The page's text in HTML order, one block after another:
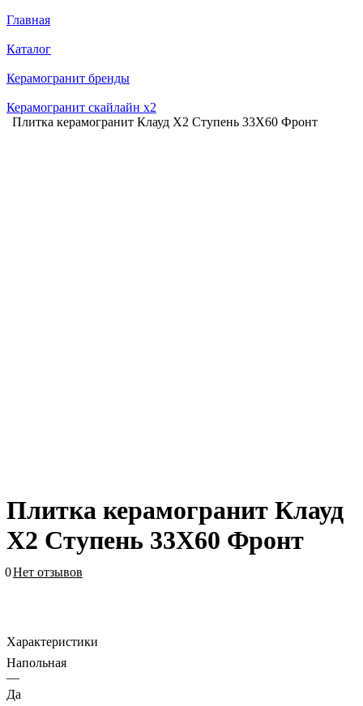
Главная
Каталог
Керамогранит бренды
Керамогранит скайлайн x2
Плитка керамогранит Клауд Х2 Ступень 33X60 Фронт
Плитка керамогранит Клауд
Х2 Ступень 33X60 Фронт
0Нет отзывов
Характеристики
Напольная
—
Да